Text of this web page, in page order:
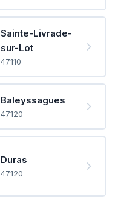
Sainte-Livrade-
sur-Lot
47110
Baleyssagues
47120
Duras
47120